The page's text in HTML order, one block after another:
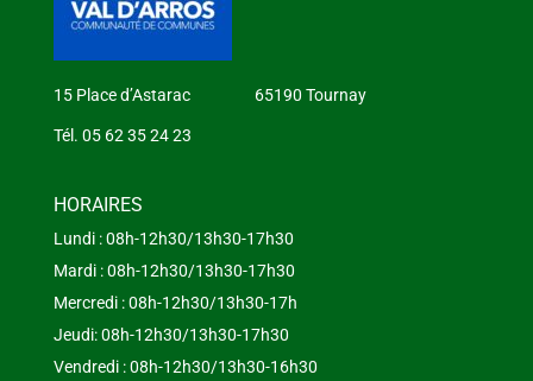
15 Place d’Astarac 65190 Tournay
Tél. 05 62 35 24 23
HORAIRES
Lundi : 08h-12h30/13h30-17h30
Mardi : 08h-12h30/13h30-17h30
Mercredi : 08h-12h30/13h30-17h
Jeudi: 08h-12h30/13h30-17h30
Vendredi : 08h-12h30/13h30-16h30